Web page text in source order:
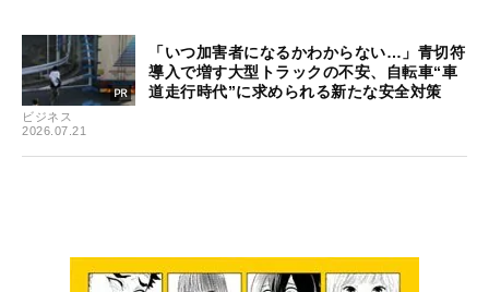
ビジネス
2026.07.21
「いつ加害者になるかわからない…」青切符
導入で増す大型トラックの不安、自転車“車
道走行時代”に求められる新たな安全対策